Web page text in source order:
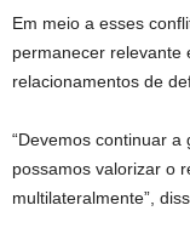
Em meio a esses
permanecer relevante
relacionamentos de
“Devemos continuar
possamos valorizar o
multilateralmente”,